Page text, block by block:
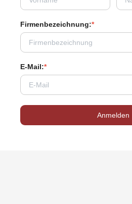
Firmenbezeichnung:*
E-Mail:*
Anmelden